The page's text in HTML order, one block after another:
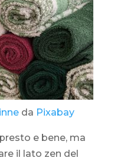
da Pixabay
e bene, ma
il lato zen del